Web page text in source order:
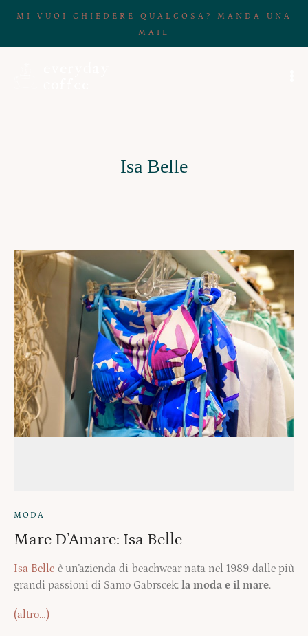
MI VUOI CHIEDERE QUALCOSA? MANDA UNA
MAIL
Isa Belle
MODA
Mare D’Amare: Isa Belle
Isa Belle è un’azienda di beachwear nata nel 1989 dalle più
grandi passioni di Samo Gabrscek: la moda e il mare.
(altro…)